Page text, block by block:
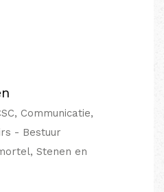
Communicatie,
- Bestuur
Stenen en